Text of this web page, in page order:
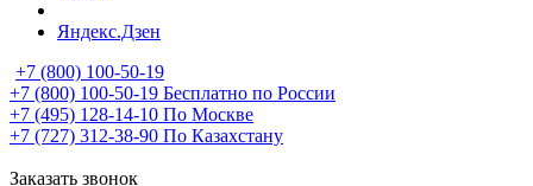
Яндекс.Дзен
+7 (800) 100-50-19
+7 (800) 100-50-19 Бесплатно по России
+7 (495) 128-14-10 По Москве
+7 (727) 312-38-90 По Казахстану
Заказать звонок